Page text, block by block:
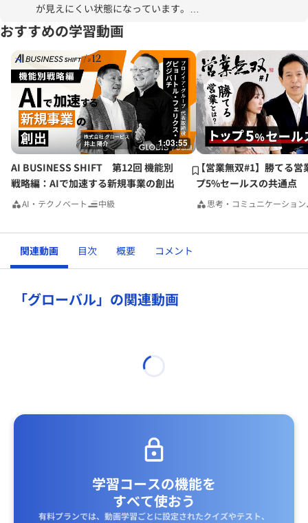
が見えにくい状態になっています。
具体的には、日本がマザーブランドではありますが、欧州の
会社を系列化としたこと、欧州は系列ブランドとマザーブラ
ンドの併売になっていることから、これからは製品や商流の
統廃合が必要になります。特に系列会社は欧州のテイストで
あることからそちらが主体となるでしょう。
北米はA商品群は日本、B商品群がドイツであることから、ブ
ランドはＡとＢを合体させています。この傾向は続きます
し、規格が独特なので、北米専用製品が過半数となります。
北米現地法人がハンドリングします。
アジアは価格が合わないことから、両社とも苦戦しており、
第三のブランドを立ち上げて、それがメインになる可能性が
あります。すなわち、数字回りは日独でそれぞれ、販売は代
ーザーレベルでの競合はありうる）となります。
日本はマザーブランドの継続ですが、ドイツ販売の製品で、
日本でも売れそうであれば日本の規格にあわせる程度での販
これまで日本ブランドは、高い品質を謳いつつも、そこには
マジョリティーがいなかったため、売上高を稼ぐことはでき
が、相対的にマザーブランドよりも知名度が高いことから、
マーケティングし、売上高の稼げる方向にドライブをしてい
く、といった地域別の戦略が求められます。 結果として販
売は各地域別ではありますが、設計部隊が２国であることか
と思われます。
おすすめの学習動画
1:03:55
AI BUSINESS SHIFT 第12回 機能別
戦略編：AIで加速する新規事業の創出
AI・テクノベート 中級
【営業無双#1】勝てる営
プ5%セールスの共通点
思考・コミュニケーション
関連動画 目次 概要 コメント
「グローバル」の関連動画
学習コースの機能を
すべて使おう
有料プランでは、動画学習ごとに設定されたクイズやテスト、